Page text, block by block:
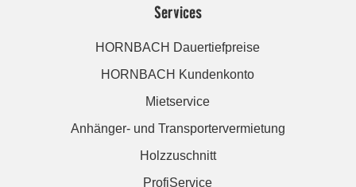
Services
HORNBACH Dauertiefpreise
HORNBACH Kundenkonto
Mietservice
Anhänger- und Transportervermietung
Holzzuschnitt
ProfiService